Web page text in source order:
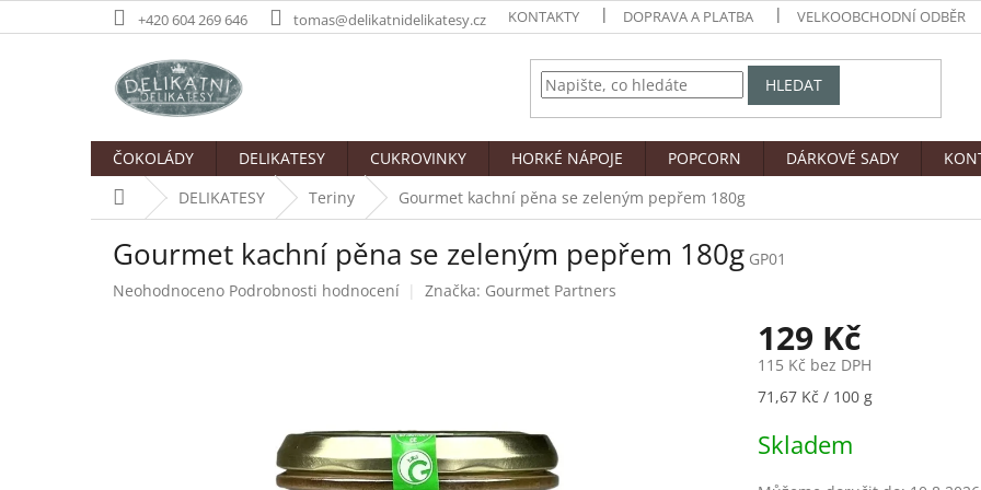
na
+420 604 269 646 tomas@delikatnidelikatesy.cz KONTAKTY DOPRAVA A PLATBA VELKOOBCHODNÍ ODBĚR
HLEDAT
ČOKOLÁDY DELIKATESY CUKROVINKY HORKÉ NÁPOJE POPCORN DÁRKOVÉ SADY
Domů DELIKATESY Teriny Gourmet kachní pěna se zeleným pepřem 180g
Gourmet kachní pěna se zeleným pepřem 180g GP01
Průměrné
Neohodnoceno Podrobnosti hodnocení Značka: Gourmet Partners
129 Kč
115 Kč bez DPH
Měrná
71,67 Kč / 100 g
Skladem